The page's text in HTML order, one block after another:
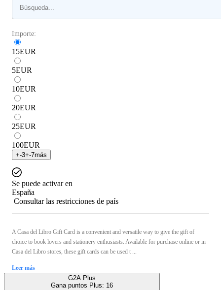
Importe:
15EUR
5EUR
10EUR
20EUR
25EUR
100EUR
+-3+-7más
Se puede activar en
España
Consultar las restricciones de país
A Casa del Libro Gift Card is a convenient and versatile way to give the gift of
choice to book lovers and stationery enthusiasts. Available for purchase online or in
Casa del Libro stores, these gift cards can be used t ...
Leer más
G2A Plus
Gana puntos Plus: 16